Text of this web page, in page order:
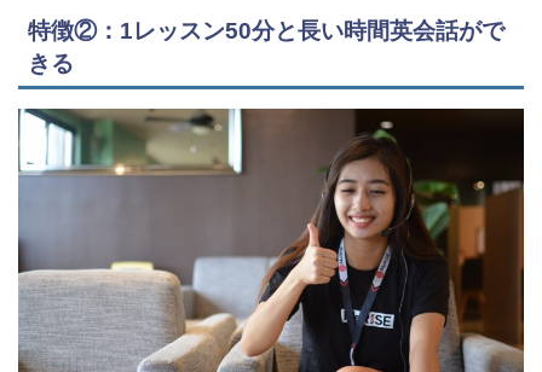
特徴②：1レッスン50分と長い時間英会話がで
きる